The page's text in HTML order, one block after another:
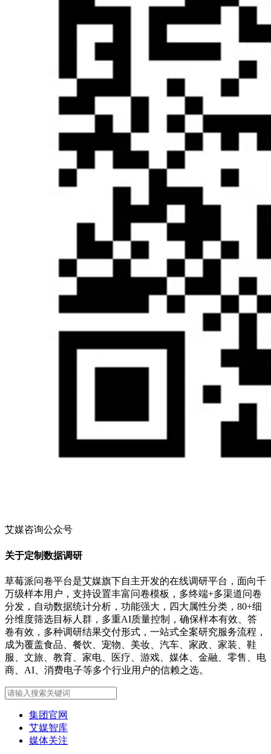
艾媒咨询公众号
关于定制数据调研
草莓派问卷平台是艾媒旗下自主开发的在线调研平台，面向千
万级样本用户，支持设置丰富问卷模板，多终端+多渠道问卷
分发，自动数据统计分析，功能强大，四大属性分类，80+细
分维度筛选目标人群，多重AI质量控制，确保样本有效、答
卷有效，多种调研结果交付形式，一站式全案研究服务流程，
成为覆盖食品、餐饮、宠物、美妆、汽车、家政、家装、鞋
服、文旅、教育、家电、医疗、游戏、媒体、金融、零售、电
商、AI、消费电子等多个行业用户的信赖之选。
集团官网
艾媒智库
媒体关注